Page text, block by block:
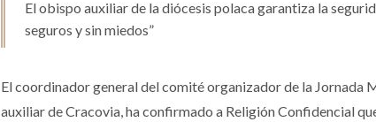
El obispo auxiliar de la diócesis polaca garantiza la
seguros y sin miedos”
El coordinador general del comité organizador de la Jornada
auxiliar de Cracovia, ha confirmado a Religión Confidencial